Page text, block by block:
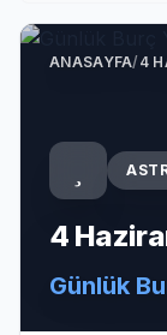
ANASAYFA/4
4
Günlük